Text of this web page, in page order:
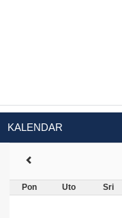
KALENDAR
Pon Uto Sri